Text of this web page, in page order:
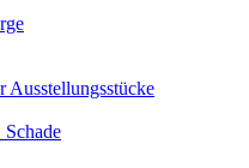
Ausstellungsstücke